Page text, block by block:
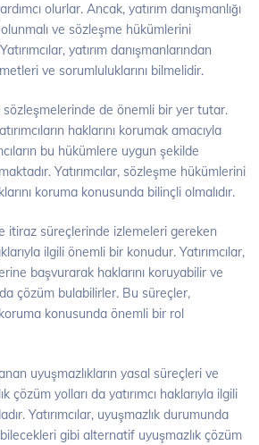
olurlar. Ancak, yatırım danışmanlığı
ve sözleşme hükümlerini
yatırım danışmanlarından
ve sorumluluklarını bilmelidir.
sözleşmelerinde de önemli bir yer tutar.
haklarını korumak amacıyla
bu hükümlere uygun şekilde
Yatırımcılar, sözleşme hükümlerini
koruma konusunda bilinçli olmalıdır.
itiraz süreçlerinde izlemeleri gereken
ilgili önemli bir konudur. Yatırımcılar,
başvurarak haklarını koruyabilir ve
çözüm bulabilirler. Bu süreçler,
koruma konusunda önemli bir rol
uyuşmazlıkların yasal süreçleri ve
çözüm yolları da yatırımcı haklarıyla ilgili
Yatırımcılar, uyuşmazlık durumunda
gibi alternatif uyuşmazlık çözüm